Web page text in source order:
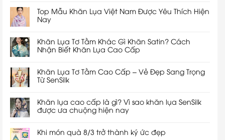
Top Mẫu Khăn Lụa Việt Nam Được Yêu Thích Hiện
Nay
Khăn Lụa Tơ Tằm Khác Gì Khăn Satin? Cách
Nhận Biết Khăn Lụa Cao Cấp
Khăn Lụa Tơ Tằm Cao Cấp – Vẻ Đẹp Sang Trọng
Từ SenSilk
Khăn lụa cao cấp là gì? Vì sao khăn lụa SenSilk
được ưa chuộng hiện nay
Khi món quà 8/3 trở thành ký ức đẹp